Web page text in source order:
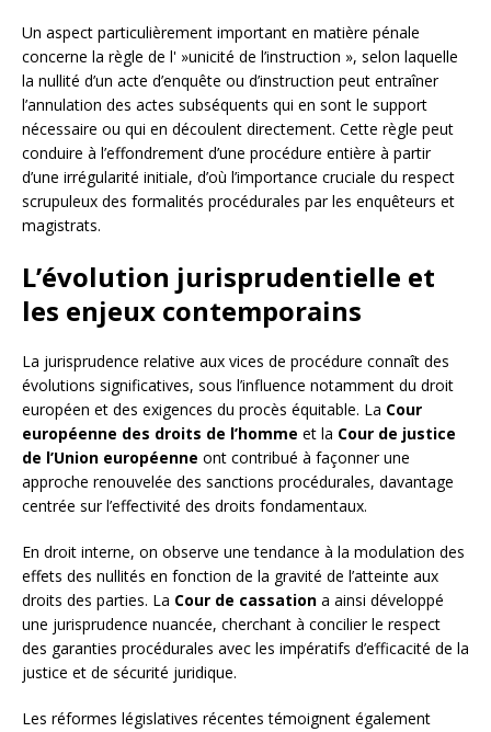
Un aspect particulièrement important en matière pénale
concerne la règle de l' »unicité de l’instruction », selon laquelle
la nullité d’un acte d’enquête ou d’instruction peut entraîner
l’annulation des actes subséquents qui en sont le support
nécessaire ou qui en découlent directement. Cette règle peut
conduire à l’effondrement d’une procédure entière à partir
d’une irrégularité initiale, d’où l’importance cruciale du respect
scrupuleux des formalités procédurales par les enquêteurs et
magistrats.
L’évolution jurisprudentielle et
les enjeux contemporains
La jurisprudence relative aux vices de procédure connaît des
évolutions significatives, sous l’influence notamment du droit
européen et des exigences du procès équitable. La Cour
européenne des droits de l’homme et la Cour de justice
de l’Union européenne ont contribué à façonner une
approche renouvelée des sanctions procédurales, davantage
centrée sur l’effectivité des droits fondamentaux.
En droit interne, on observe une tendance à la modulation des
effets des nullités en fonction de la gravité de l’atteinte aux
droits des parties. La Cour de cassation a ainsi développé
une jurisprudence nuancée, cherchant à concilier le respect
des garanties procédurales avec les impératifs d’efficacité de la
justice et de sécurité juridique.
Les réformes législatives récentes témoignent également